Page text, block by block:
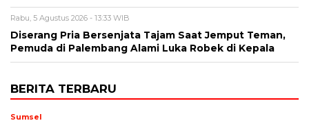
Rabu, 5 Agustus 2026 - 13:33 WIB
Diserang Pria Bersenjata Tajam Saat Jemput Teman,
Pemuda di Palembang Alami Luka Robek di Kepala
BERITA TERBARU
Sumsel